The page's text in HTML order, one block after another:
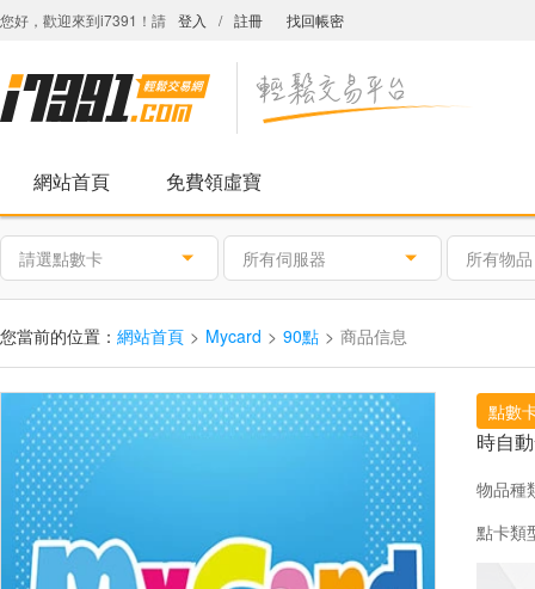
您好，歡迎來到i7391！請 登入 / 註冊 找回帳密
網站首頁 免費領虛寶
請選點數卡 所有伺服器 所有物品
您當前的位置： 網站首頁 Mycard 90點 商品信息
點數
時自
物品種
點卡類